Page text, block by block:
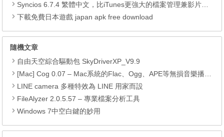
Syncios 6.7.4 繁體中文，比iTunes更強大的檔案管理兼影片轉檔工具
下載免費日本遊戲 japan apk free download
隨機文章
自由天空綜合驅動包 SkyDriverXP_V9.9
[Mac] Cog 0.07 – Mac系統的Flac、Ogg、APE等無損音樂播放器
LINE camera 多種特效為 LINE 用家而設
FileAlyzer 2.0.5.57 – 專業檔案分析工具
Windows 7中空白鍵的妙用